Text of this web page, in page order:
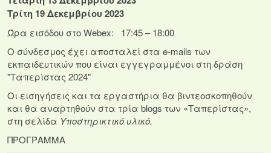
Τρίτη 19 Δεκεμβρίου 2023
Ώρα εισόδου στο Webex: 17:45 – 18:00
Ο σύνδεσμος έχει αποσταλεί στα e-mails των
εκπαιδευτικών που είναι εγγεγραμμένοι στη δράση
"Ταπερίστας 2024"
Οι εισηγήσεις και τα εργαστήρια θα βιντεοσκοπηθούν
και θα αναρτηθούν στα τρία blogs των «Ταπερίστας»,
στη σελίδα Υποστηρικτικό υλικό.
ΠΡΟΓΡΑΜΜΑ